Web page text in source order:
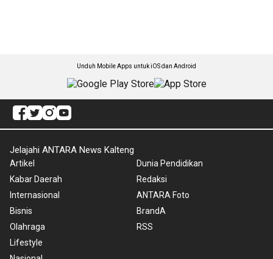
Unduh Mobile Apps untuk iOS dan Android
Jelajahi ANTARA News Kalteng
Artikel
Kabar Daerah
Internasional
Bisnis
Olahraga
Lifestyle
Dunia Pendidikan
Redaksi
ANTARA Foto
BrandA
RSS